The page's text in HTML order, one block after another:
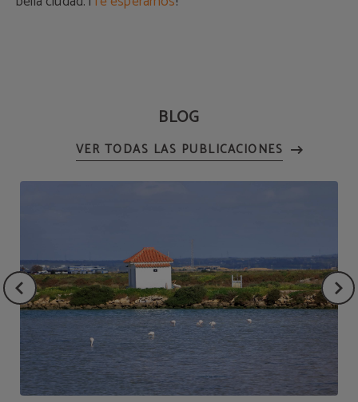
BLOG
VER TODAS LAS PUBLICACIONES